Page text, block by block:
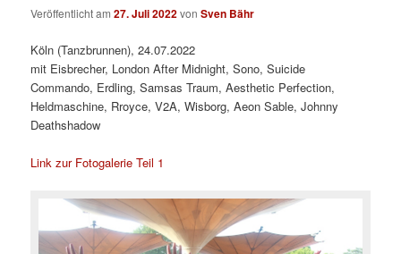
Veröffentlicht am27. Juli 2022vonSven Bähr
Köln (Tanzbrunnen), 24.07.2022
mit Eisbrecher, London After Midnight, Sono, Suicide
Commando, Erdling, Samsas Traum, Aesthetic Perfection,
Heldmaschine, Rroyce, V2A, Wisborg, Aeon Sable, Johnny
Deathshadow
Link zur Fotogalerie Teil 1